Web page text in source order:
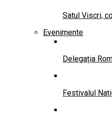
Satul Viscri,
Evenimente
Delegația
Festivalul